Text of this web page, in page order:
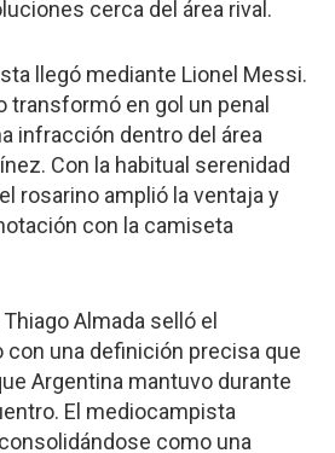
cerca del área rival.
llegó mediante Lionel Messi.
transformó en gol un penal
infracción dentro del área
Con la habitual serenidad
rosarino amplió la ventaja y
con la camiseta
Almada selló el
una definición precisa que
Argentina mantuvo durante
El mediocampista
como una